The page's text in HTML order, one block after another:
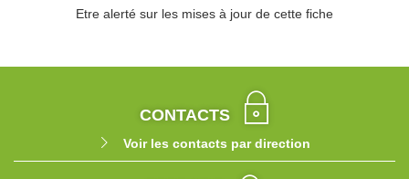
Etre alerté sur les mises à jour de cette fiche
CONTACTS
Voir les contacts par direction